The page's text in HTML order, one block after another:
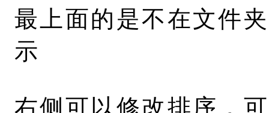
最上面的是不在文件
示
右侧可以修改排序，